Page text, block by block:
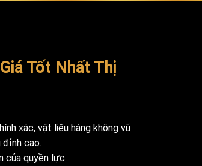
Tốt Nhất Thị
xác, vật liệu hàng không vũ
cao.
của quyền lực